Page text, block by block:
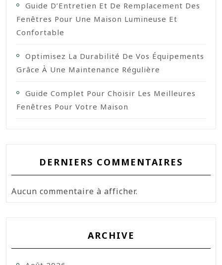
Guide D’Entretien Et De Remplacement Des
Fenêtres Pour Une Maison Lumineuse Et
Confortable
Optimisez La Durabilité De Vos Équipements
Grâce À Une Maintenance Régulière
Guide Complet Pour Choisir Les Meilleures
Fenêtres Pour Votre Maison
DERNIERS COMMENTAIRES
Aucun commentaire à afficher.
ARCHIVE